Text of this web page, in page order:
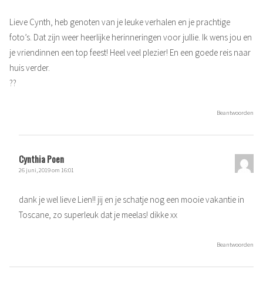
Lieve Cynth, heb genoten van je leuke verhalen en je prachtige
foto’s. Dat zijn weer heerlijke herinneringen voor jullie. Ik wens jou en
je vriendinnen een top feest! Heel veel plezier! En een goede reis naar
huis verder.
??
Beantwoorden
Cynthia Poen
26 juni, 2019 om 16:01
dank je wel lieve Lien!! jij en je schatje nog een mooie vakantie in
Toscane, zo superleuk dat je meelas! dikke xx
Beantwoorden